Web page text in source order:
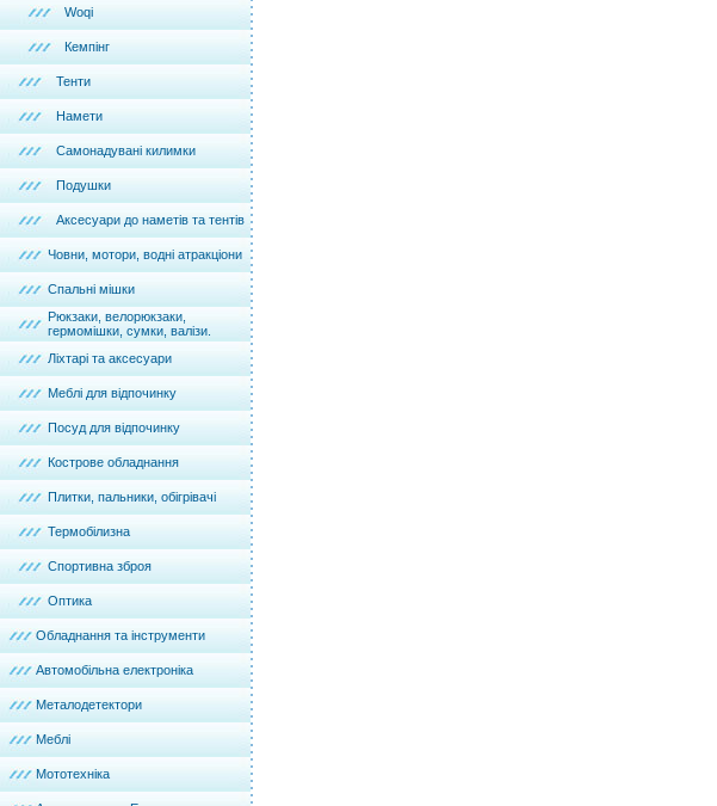
Woqi
Кемпінг
Тенти
Намети
Самонадувані килимки
Подушки
Аксесуари до наметів та тентів
Човни, мотори, водні атракціони
Спальні мішки
Рюкзаки, велорюкзаки,
гермомішки, сумки, валізи.
Ліхтарі та аксесуари
Меблі для відпочинку
Посуд для відпочинку
Кострове обладнання
Плитки, пальники, обігрівачі
Термобілизна
Спортивна зброя
Оптика
Обладнання та інструменти
Автомобільна електроніка
Металодетектори
Меблі
Мототехніка